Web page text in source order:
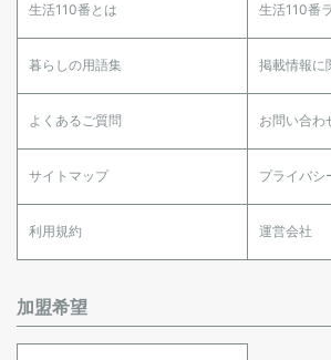
生活110番とは 生活110番
暮らしの用語集 掲載情報に
よくあるご質問 お問い合わ
サイトマップ プライバシ
利用規約 運営会社
加盟希望